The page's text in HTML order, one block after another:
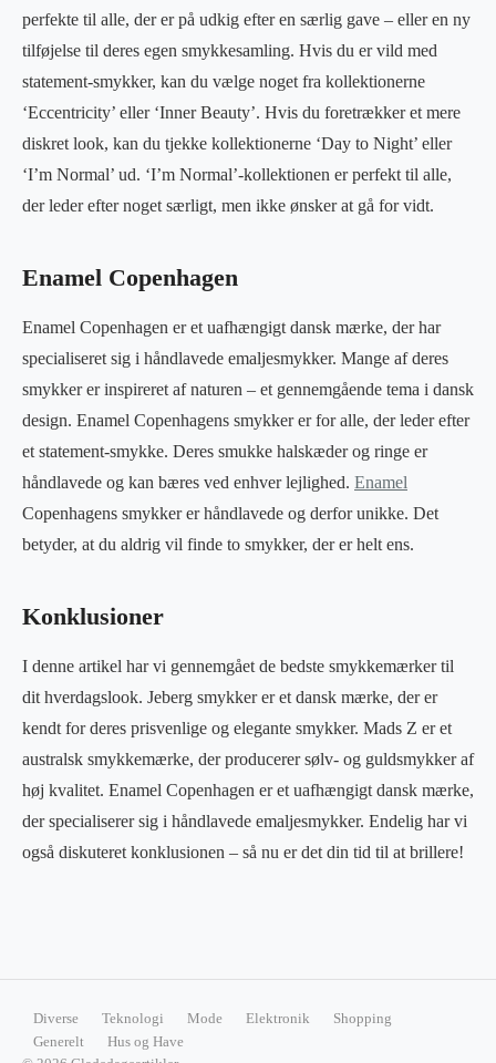
perfekte til alle, der er på udkig efter en særlig gave – eller en ny
tilføjelse til deres egen smykkesamling. Hvis du er vild med
statement-smykker, kan du vælge noget fra kollektionerne
‘Eccentricity’ eller ‘Inner Beauty’. Hvis du foretrækker et mere
diskret look, kan du tjekke kollektionerne ‘Day to Night’ eller
‘I’m Normal’ ud. ‘I’m Normal’-kollektionen er perfekt til alle,
der leder efter noget særligt, men ikke ønsker at gå for vidt.
Enamel Copenhagen
Enamel Copenhagen er et uafhængigt dansk mærke, der har
specialiseret sig i håndlavede emaljesmykker. Mange af deres
smykker er inspireret af naturen – et gennemgående tema i dansk
design. Enamel Copenhagens smykker er for alle, der leder efter
et statement-smykke. Deres smukke halskæder og ringe er
håndlavede og kan bæres ved enhver lejlighed. Enamel
Copenhagens smykker er håndlavede og derfor unikke. Det
betyder, at du aldrig vil finde to smykker, der er helt ens.
Konklusioner
I denne artikel har vi gennemgået de bedste smykkemærker til
dit hverdagslook. Jeberg smykker er et dansk mærke, der er
kendt for deres prisvenlige og elegante smykker. Mads Z er et
australsk smykkemærke, der producerer sølv- og guldsmykker af
høj kvalitet. Enamel Copenhagen er et uafhængigt dansk mærke,
der specialiserer sig i håndlavede emaljesmykker. Endelig har vi
også diskuteret konklusionen – så nu er det din tid til at brillere!
Diverse Teknologi Mode Elektronik
Shopping
Generelt
Hus og Have